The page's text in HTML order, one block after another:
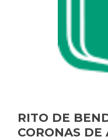
RITO DE
CORONAS DE